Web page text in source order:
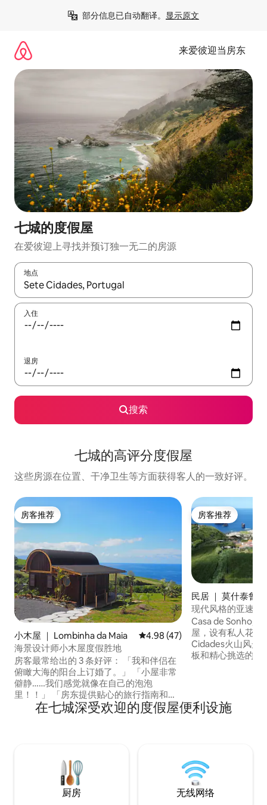
部分信息已自动翻译。 显示原文
来爱彼迎当房东
七城的度假屋
在爱彼迎上寻找并预订独一无二的房源
地点
如有搜索结果，请使用上下方向键查看，或通过点击或滑动手势
入住
退房
搜索
七城的高评分度假屋
这些房源在位置、干净卫生等方面获得客人的一致好评。
房客推荐
房客推荐
小木屋 ｜ Lombinha da Maia 平均评分 4.98 分（满分 5 分）
4.98 (47)
海景设计师小木屋度假胜地
房客最常给出的 3 条好评： 「我和伴侣在
俯瞰大海的阳台上订婚了。」 「小屋非常
僻静……我们感觉就像在自己的泡泡
里！！」 「房东提供贴心的旅行指南和当
地美食，竭尽全力为房客提供服务。」 从
您抵达的那一刻起，您就会感到肩膀上的
或任何希望重新拥抱大自然的人入住。
房客推荐
房客推荐
民居 ｜ 莫什泰鲁什
现代风格的亚速尔
和火山景观
Casa de Sonho是
屋，设有私人花园
Cidades火山风光
板和精心挑选的家
拉机或狗的声音，
都很安静。 非常
在七城深受欢迎的度假屋便利设施
厨房 无线网络